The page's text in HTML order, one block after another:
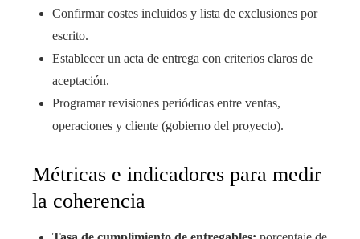
Confirmar costes incluidos y lista de exclusiones por
escrito.
Establecer un acta de entrega con criterios claros de
aceptación.
Programar revisiones periódicas entre ventas,
operaciones y cliente (gobierno del proyecto).
Métricas e indicadores para medir
la coherencia